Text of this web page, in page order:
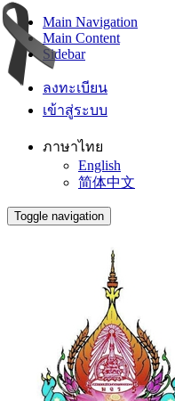
Main Navigation
Main Content
Sidebar
ลงทะเบียน
เข้าสู่ระบบ
ภาษาไทย
English
简体中文
Toggle navigation